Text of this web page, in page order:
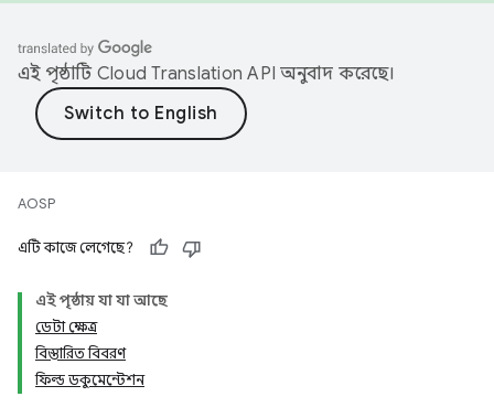
এই পৃষ্ঠাটি Cloud Translation API অনুবাদ করেছে।
AOSP
এটি কাজে লেগেছে?
এই পৃষ্ঠায় যা যা আছে
ডেটা ক্ষেত্র
বিস্তারিত বিবরণ
ফিল্ড ডকুমেন্টেশন